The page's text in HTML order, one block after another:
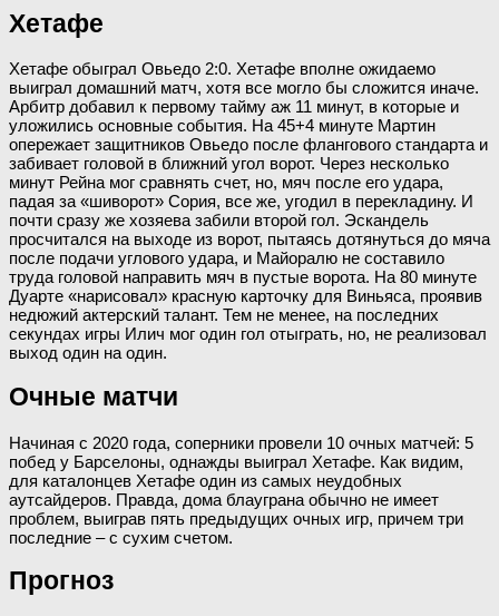
Хетафе
Хетафе обыграл Овьедо 2:0. Хетафе вполне ожидаемо
выиграл домашний матч, хотя все могло бы сложится иначе.
Арбитр добавил к первому тайму аж 11 минут, в которые и
уложились основные события. На 45+4 минуте Мартин
опережает защитников Овьедо после флангового стандарта и
забивает головой в ближний угол ворот. Через несколько
минут Рейна мог сравнять счет, но, мяч после его удара,
падая за «шиворот» Сория, все же, угодил в перекладину. И
почти сразу же хозяева забили второй гол. Эскандель
просчитался на выходе из ворот, пытаясь дотянуться до мяча
после подачи углового удара, и Майоралю не составило
труда головой направить мяч в пустые ворота. На 80 минуте
Дуарте «нарисовал» красную карточку для Виньяса, проявив
недюжий актерский талант. Тем не менее, на последних
секундах игры Илич мог один гол отыграть, но, не реализовал
выход один на один.
Очные матчи
Начиная с 2020 года, соперники провели 10 очных матчей: 5
побед у Барселоны, однажды выиграл Хетафе. Как видим,
для каталонцев Хетафе один из самых неудобных
аутсайдеров. Правда, дома блауграна обычно не имеет
проблем, выиграв пять предыдущих очных игр, причем три
последние – с сухим счетом.
Прогноз